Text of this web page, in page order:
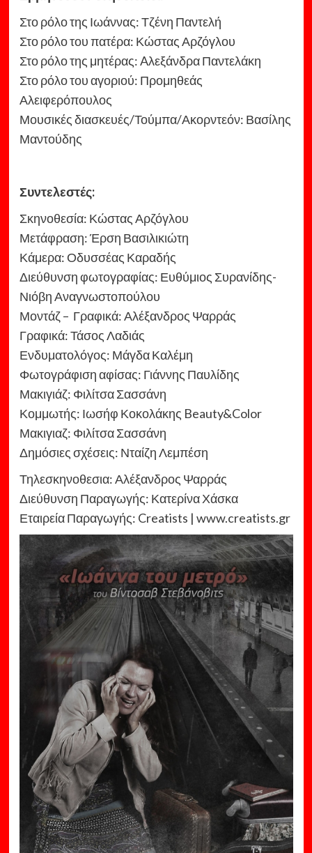
Στο ρόλο της Ιωάννας: Τζένη Παντελή
Στο ρόλο του πατέρα: Κώστας Αρζόγλου
Στο ρόλο της μητέρας: Aλεξάνδρα Παντελάκη
Στο ρόλο του αγοριού: Προμηθεάς
Αλειφερόπουλος
Μουσικές διασκευές/Τούμπα/Ακορντεόν: Βασίλης
Μαντούδης
Συντελεστές:
Σκηνοθεσία: Κώστας Αρζόγλου
Μετάφραση: Έρση Βασιλικιώτη
Κάμερα: Οδυσσέας Καραδής
Διεύθυνση φωτογραφίας: Ευθύμιος Συρανίδης-
Νιόβη Αναγνωστοπούλου
Μοντάζ – Γραφικά: Αλέξανδρος Ψαρράς
Γραφικά: Τάσος Λαδιάς
Ενδυματολόγος: Μάγδα Καλέμη
Φωτογράφιση αφίσας: Γιάννης Παυλίδης
Μακιγιάζ: Φιλίτσα Σασσάνη
Κομμωτής: Ιωσήφ Κοκολάκης Beauty&Color
Μακιγιαζ: Φιλίτσα Σασσάνη
Δημόσιες σχέσεις: Νταίζη Λεμπέση
Τηλεσκηνοθεσια: Αλέξανδρος Ψαρράς
Διεύθυνση Παραγωγής: Κατερίνα Χάσκα
Εταιρεία Παραγωγής: Creatists | www.creatists.gr